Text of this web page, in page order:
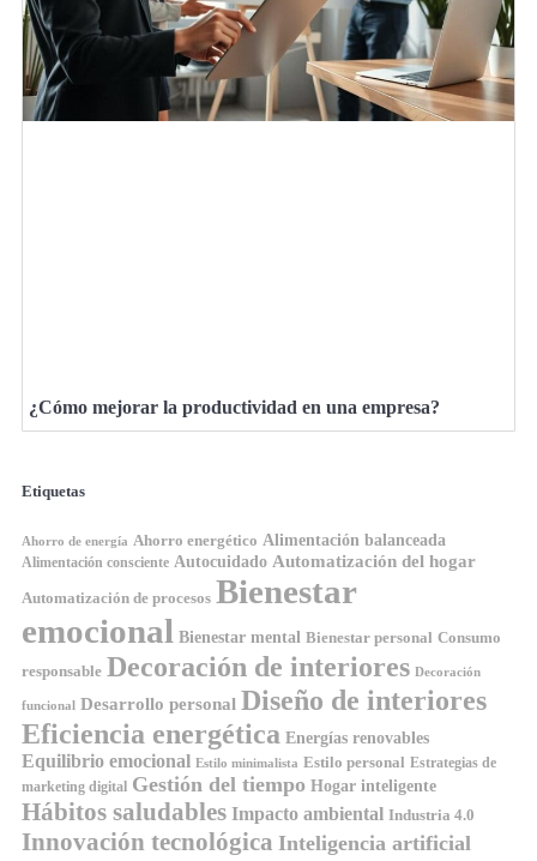
¿Cómo mejorar la productividad en una empresa?
Etiquetas
Ahorro de energía Ahorro energético Alimentación balanceada
Alimentación consciente Autocuidado Automatización del hogar
Automatización de procesos Bienestar
emocional Bienestar mental Bienestar personal Consumo
responsable Decoración de interiores Decoración
funcional Desarrollo personal Diseño de interiores
Eficiencia energética Energías renovables
Equilibrio emocional Estilo minimalista Estilo personal Estrategias de
marketing digital Gestión del tiempo Hogar inteligente
Hábitos saludables Impacto ambiental Industria 4.0
Innovación tecnológica Inteligencia artificial